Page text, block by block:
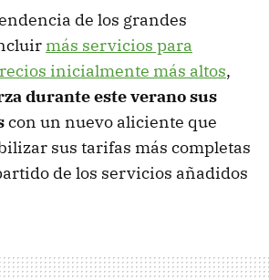
de los grandes
más servicios para
inicialmente más altos,
durante este verano sus
con un nuevo aliciente que
sus tarifas más completas
de los servicios añadidos